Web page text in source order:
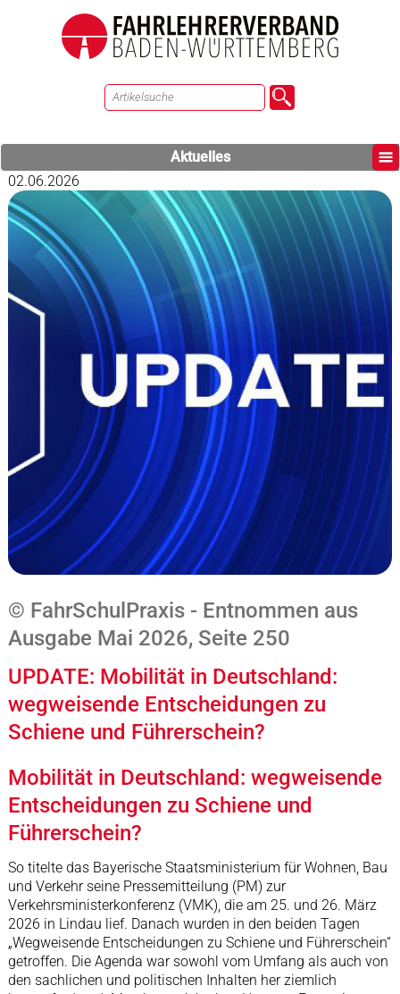
Aktuelles
02.06.2026
© FahrSchulPraxis - Entnommen aus
Ausgabe Mai 2026, Seite 250
UPDATE: Mobilität in Deutschland:
wegweisende Entscheidungen zu
Schiene und Führerschein?
Mobilität in Deutschland: wegweisende
Entscheidungen zu Schiene und
Führerschein?
So titelte das Bayerische Staatsministerium für Wohnen, Bau
und Verkehr seine Pressemitteilung (PM) zur
Verkehrsministerkonferenz (VMK), die am 25. und 26. März
2026 in Lindau lief. Danach wurden in den beiden Tagen
„Wegweisende Entscheidungen zu Schiene und Führerschein“
getroffen. Die Agenda war sowohl vom Umfang als auch von
den sachlichen und politischen Inhalten her ziemlich